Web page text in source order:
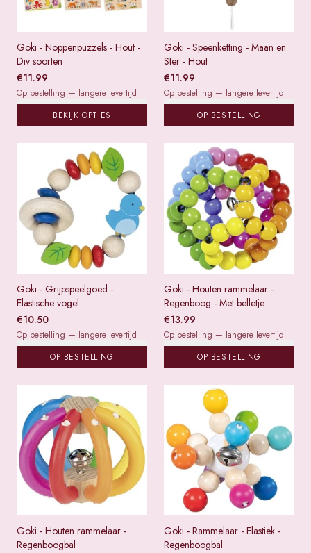
Goki - Noppenpuzzels - Hout -
Div soorten
€11.99
Op bestelling — langere levertijd
BEKIJK OPTIES
Goki - Speenketting - Maan en
Ster - Hout
€11.99
Op bestelling — langere levertijd
OP BESTELLING
Goki - Grijpspeelgoed -
Elastische vogel
€10.50
Op bestelling — langere levertijd
OP BESTELLING
Goki - Houten rammelaar -
Regenboog - Met belletje
€13.99
Op bestelling — langere levertijd
OP BESTELLING
Goki - Houten rammelaar -
Regenboogbal
Goki - Rammelaar - Elastiek -
Regenboogbal